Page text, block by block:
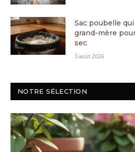
Sac poubelle qui
grand-mère
sec
3 août 2026
NOTRE SÉLECTION